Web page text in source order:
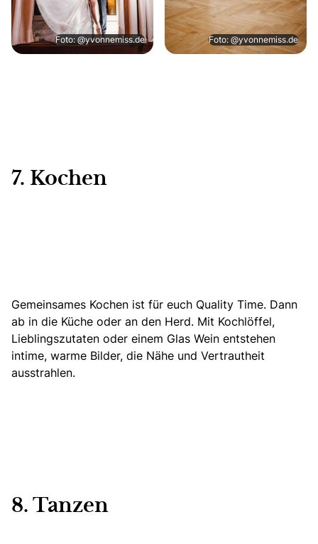
Foto: @yvonnemiss.de Foto: @yvonnemiss.de
7. Kochen
Gemeinsames Kochen ist für euch Quality Time. Dann
ab in die Küche oder an den Herd. Mit Kochlöffel,
Lieblingszutaten oder einem Glas Wein entstehen
intime, warme Bilder, die Nähe und Vertrautheit
ausstrahlen.
8. Tanzen